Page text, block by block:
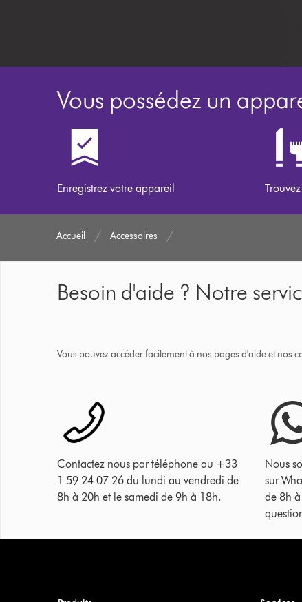
Vous possédez un
Enregistrez votre appareil
Accueil Accessoires
Besoin d'aide ? Notre
Vous pouvez accéder facilement à nos pages d'aide et nos
Contactez nous par téléphone au +33
1 59 24 07 26 du lundi au vendredi de
8h à 20h et le samedi de 9h à 18h.
Nous
sur
de 8h